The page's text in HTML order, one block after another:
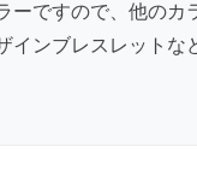
ーですので、他のカ
インブレスレットな